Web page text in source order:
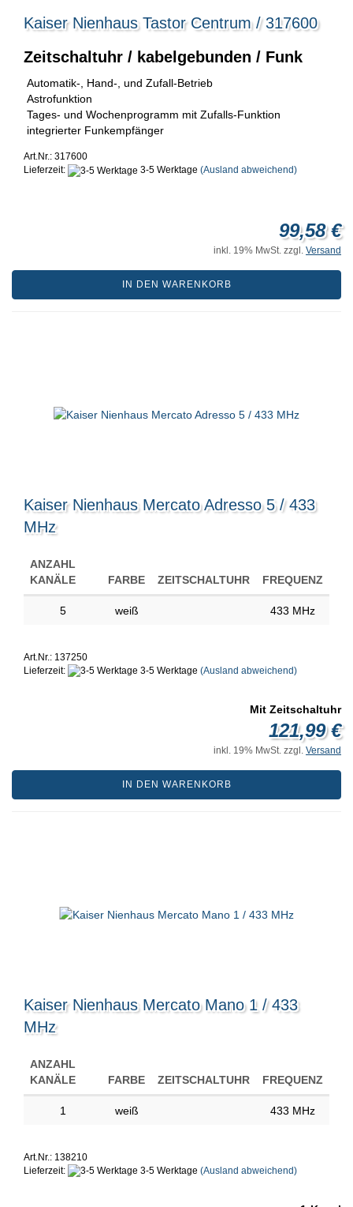
Kaiser Nienhaus Tastor Centrum / 317600
Zeitschaltuhr / kabelgebunden / Funk
Automatik-, Hand-, und Zufall-Betrieb
Astrofunktion
Tages- und Wochenprogramm mit Zufalls-Funktion
integrierter Funkempfänger
Art.Nr.: 317600
Lieferzeit:
3-5 Werktage (Ausland abweichend)
99,58 €
inkl. 19% MwSt. zzgl. Versand
IN DEN WARENKORB
Kaiser Nienhaus Mercato Adresso 5 / 433
MHz
ANZAHL
KANÄLE
FARBE ZEITSCHALTUHR FREQUENZ
5 weiß 433 MHz
Art.Nr.: 137250
Lieferzeit:
3-5 Werktage (Ausland abweichend)
Mit Zeitschaltuhr
121,99 €
inkl. 19% MwSt. zzgl. Versand
IN DEN WARENKORB
Kaiser Nienhaus Mercato Mano 1 / 433
MHz
ANZAHL
KANÄLE
FARBE ZEITSCHALTUHR FREQUENZ
1 weiß 433 MHz
Art.Nr.: 138210
Lieferzeit:
3-5 Werktage (Ausland abweichend)